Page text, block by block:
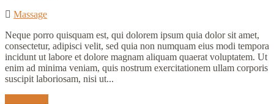
Massage
Neque porro quisquam est, qui dolorem ipsum quia dolor sit amet,
consectetur, adipisci velit, sed quia non numquam eius modi tempora
incidunt ut labore et dolore magnam aliquam quaerat voluptatem. Ut
enim ad minima veniam, quis nostrum exercitationem ullam corporis
suscipit laboriosam, nisi ut...